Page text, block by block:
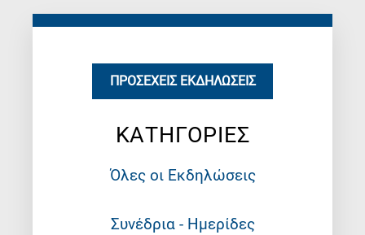
ΠΡΟΣΕΧΕΊΣ ΕΚΔΗΛΏΣΕΙΣ
ΚΑΤΗΓΟΡΙΕΣ
Όλες οι Εκδηλώσεις
Συνέδρια - Ημερίδες